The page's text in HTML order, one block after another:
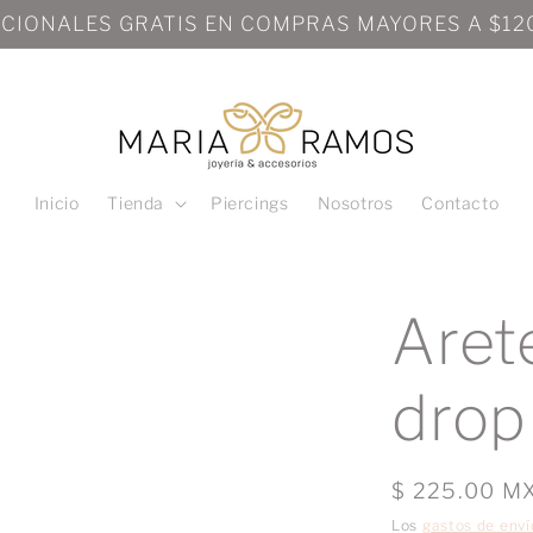
Inicio Tienda Piercings Nosotros Contacto
drop
Precio
habitual
$ 225.00
Los gastos de